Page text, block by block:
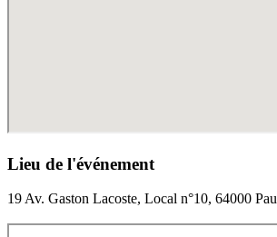
Lieu de l'événement
19 Av. Gaston Lacoste, Local n°10, 64000 Pau